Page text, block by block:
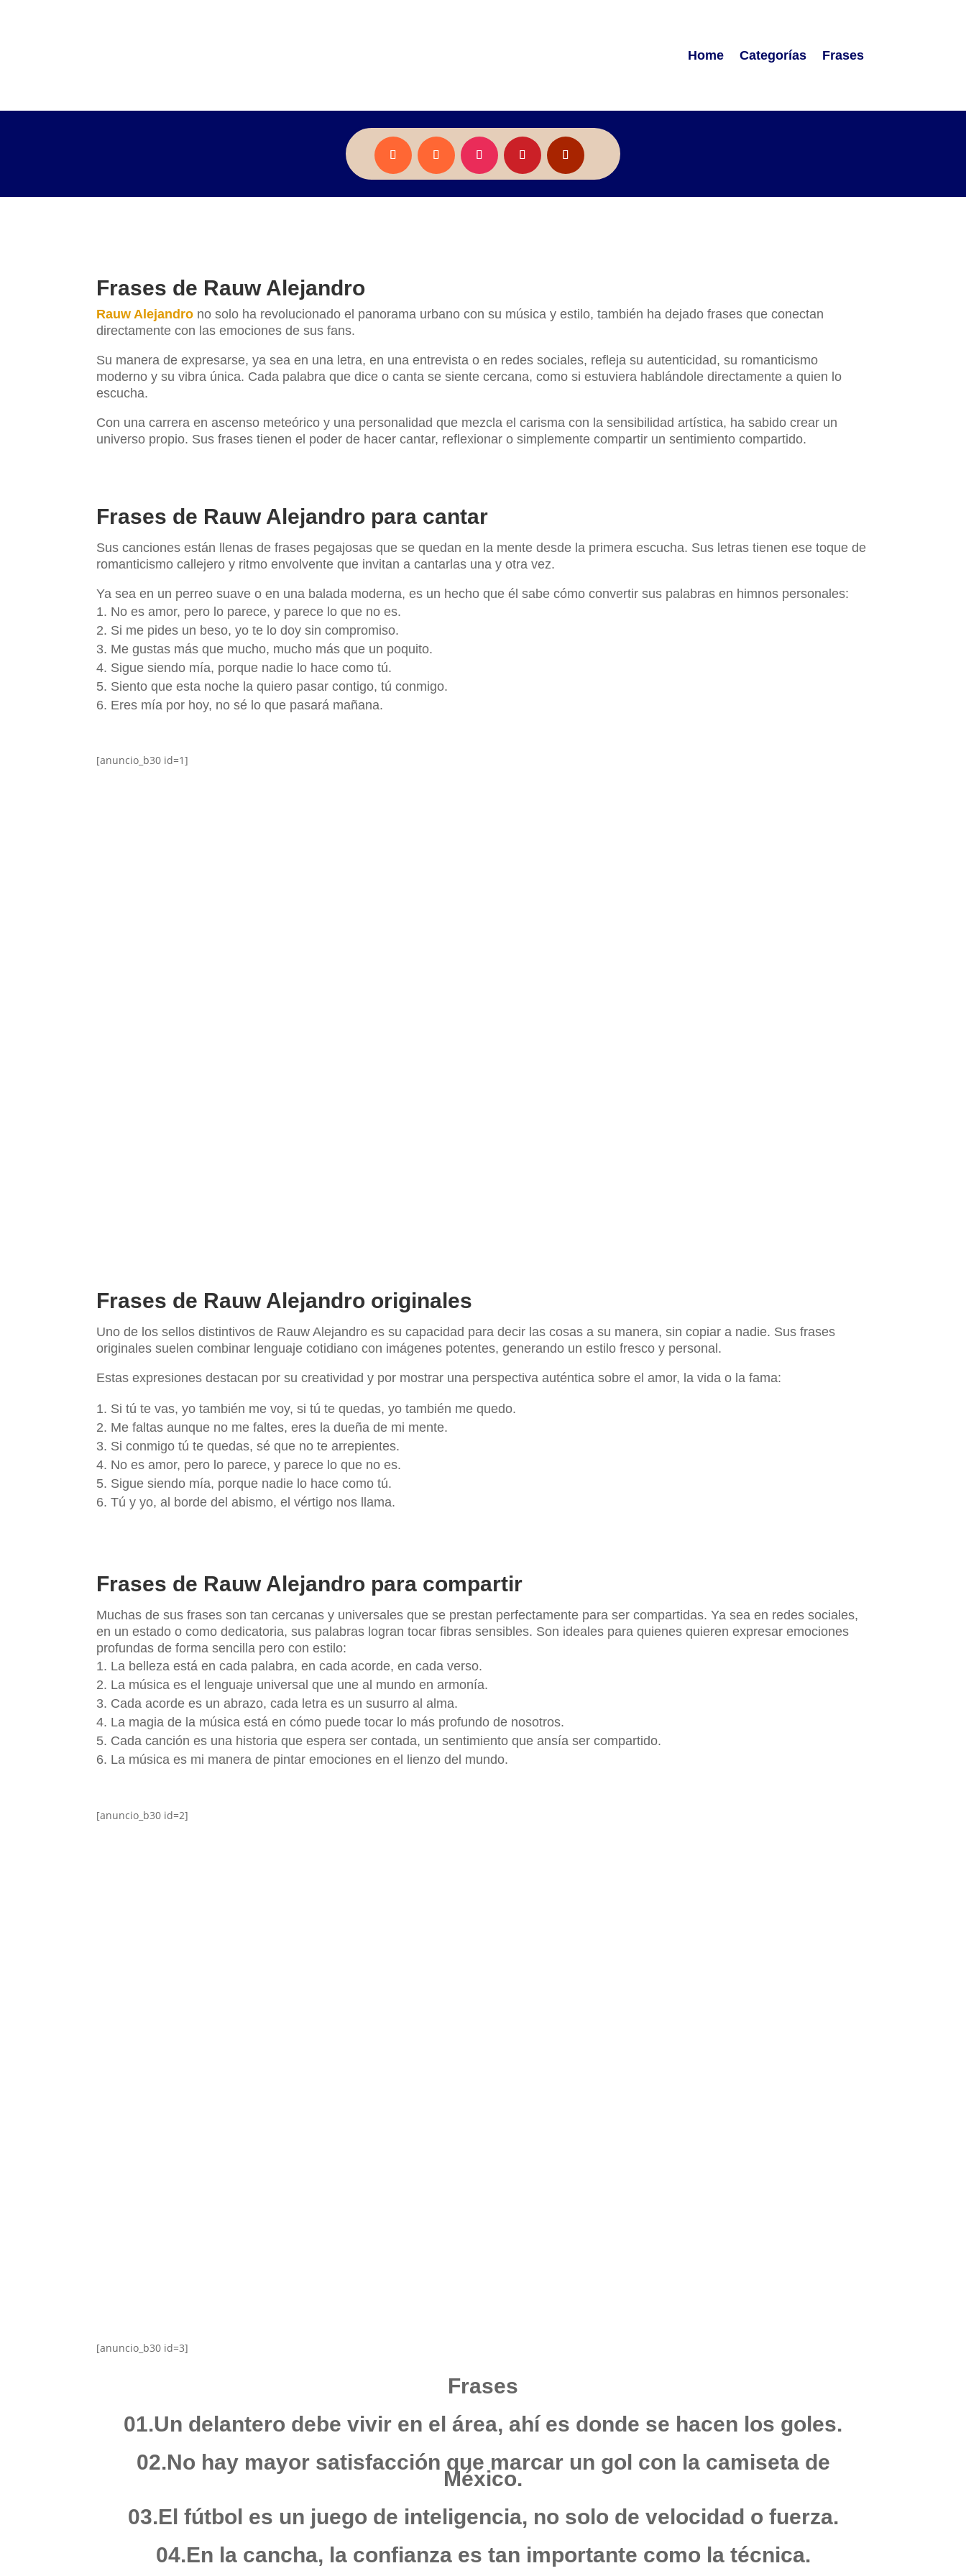
Home Categorías Frases
Frases de Rauw Alejandro
Rauw Alejandro no solo ha revolucionado el panorama urbano con su música y estilo, también ha dejado frases que conectan
directamente con las emociones de sus fans.
Su manera de expresarse, ya sea en una letra, en una entrevista o en redes sociales, refleja su autenticidad, su romanticismo
moderno y su vibra única. Cada palabra que dice o canta se siente cercana, como si estuviera hablándole directamente a quien lo
escucha.
Con una carrera en ascenso meteórico y una personalidad que mezcla el carisma con la sensibilidad artística, ha sabido crear un
universo propio. Sus frases tienen el poder de hacer cantar, reflexionar o simplemente compartir un sentimiento compartido.
Frases de Rauw Alejandro para cantar
Sus canciones están llenas de frases pegajosas que se quedan en la mente desde la primera escucha. Sus letras tienen ese toque de
romanticismo callejero y ritmo envolvente que invitan a cantarlas una y otra vez.
Ya sea en un perreo suave o en una balada moderna, es un hecho que él sabe cómo convertir sus palabras en himnos personales:
No es amor, pero lo parece, y parece lo que no es.
Si me pides un beso, yo te lo doy sin compromiso.
Me gustas más que mucho, mucho más que un poquito.
Sigue siendo mía, porque nadie lo hace como tú.
Siento que esta noche la quiero pasar contigo, tú conmigo.
Eres mía por hoy, no sé lo que pasará mañana.
[anuncio_b30 id=1]
Frases de Rauw Alejandro originales
Uno de los sellos distintivos de Rauw Alejandro es su capacidad para decir las cosas a su manera, sin copiar a nadie. Sus frases
originales suelen combinar lenguaje cotidiano con imágenes potentes, generando un estilo fresco y personal.
Estas expresiones destacan por su creatividad y por mostrar una perspectiva auténtica sobre el amor, la vida o la fama:
Si tú te vas, yo también me voy, si tú te quedas, yo también me quedo.
Me faltas aunque no me faltes, eres la dueña de mi mente.
Si conmigo tú te quedas, sé que no te arrepientes.
No es amor, pero lo parece, y parece lo que no es.
Sigue siendo mía, porque nadie lo hace como tú.
Tú y yo, al borde del abismo, el vértigo nos llama.
Frases de Rauw Alejandro para compartir
Muchas de sus frases son tan cercanas y universales que se prestan perfectamente para ser compartidas. Ya sea en redes sociales,
en un estado o como dedicatoria, sus palabras logran tocar fibras sensibles. Son ideales para quienes quieren expresar emociones
profundas de forma sencilla pero con estilo:
La belleza está en cada palabra, en cada acorde, en cada verso.
La música es el lenguaje universal que une al mundo en armonía.
Cada acorde es un abrazo, cada letra es un susurro al alma.
La magia de la música está en cómo puede tocar lo más profundo de nosotros.
Cada canción es una historia que espera ser contada, un sentimiento que ansía ser compartido.
La música es mi manera de pintar emociones en el lienzo del mundo.
[anuncio_b30 id=2]
[anuncio_b30 id=3]
Frases
01.Un delantero debe vivir en el área, ahí es donde se hacen los goles.
02.No hay mayor satisfacción que marcar un gol con la camiseta de
México.
03.El fútbol es un juego de inteligencia, no solo de velocidad o fuerza.
04.En la cancha, la confianza es tan importante como la técnica.